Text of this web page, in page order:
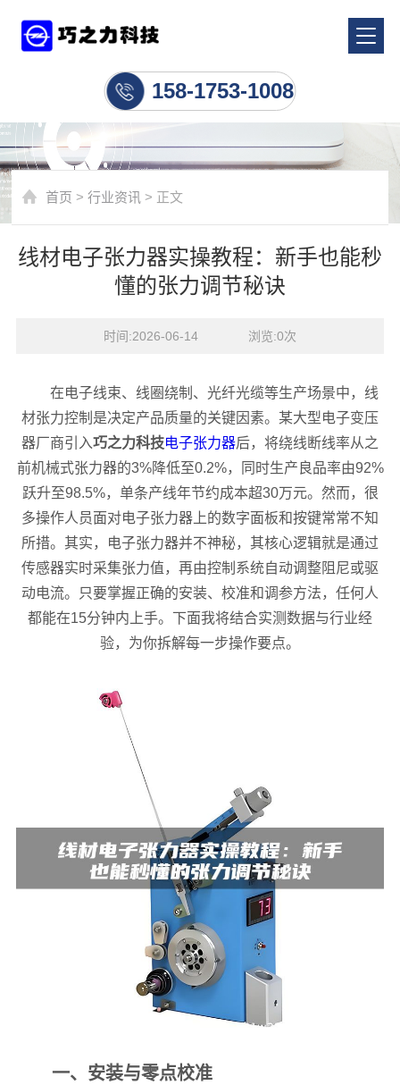
158-1753-1008
首页 >行业资讯 > 正文
线材电子张力器实操教程：新手也能秒
懂的张力调节秘诀
时间:2026-06-14    浏览:0次
在电子线束、线圈绕制、光纤光缆等生产场景中，线
材张力控制是决定产品质量的关键因素。某大型电子变压
器厂商引入巧之力科技电子张力器后，将绕线断线率从之
前机械式张力器的3%降低至0.2%，同时生产良品率由92%
跃升至98.5%，单条产线年节约成本超30万元。然而，很
多操作人员面对电子张力器上的数字面板和按键常常不知
所措。其实，电子张力器并不神秘，其核心逻辑就是通过
传感器实时采集张力值，再由控制系统自动调整阻尼或驱
动电流。只要掌握正确的安装、校准和调参方法，任何人
都能在15分钟内上手。下面我将结合实测数据与行业经
验，为你拆解每一步操作要点。
一、安装与零点校准